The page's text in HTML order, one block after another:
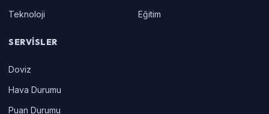
Teknoloji
Eğitim
SERVISLER
Doviz
Hava Durumu
Puan Durumu